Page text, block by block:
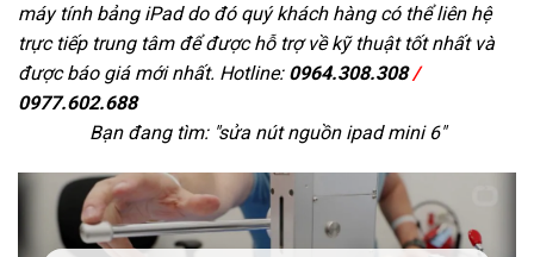
máy tính bảng iPad do đó quý khách hàng có thể liên hệ
trực tiếp trung tâm để được hỗ trợ về kỹ thuật tốt nhất và
được báo giá mới nhất. Hotline: 0964.308.308/
0977.602.688
Bạn đang tìm: "sửa nút nguồn ipad mini 6"